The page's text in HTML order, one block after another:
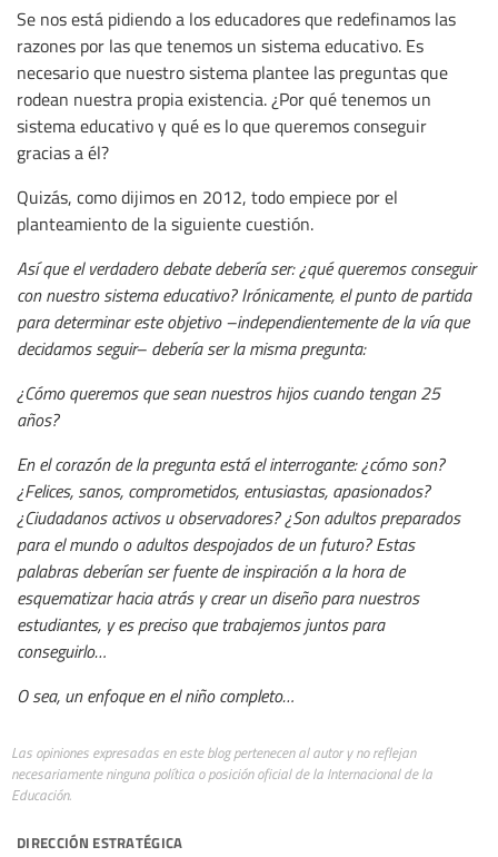
Se nos está pidiendo a los educadores que redefinamos las
razones por las que tenemos un sistema educativo. Es
necesario que nuestro sistema plantee las preguntas que
rodean nuestra propia existencia. ¿Por qué tenemos un
sistema educativo y qué es lo que queremos conseguir
gracias a él?
Quizás, como dijimos en 2012, todo empiece por el
planteamiento de la siguiente cuestión.
Así que el verdadero debate debería ser: ¿qué queremos conseguir
con nuestro sistema educativo? Irónicamente, el punto de partida
para determinar este objetivo –independientemente de la vía que
decidamos seguir– debería ser la misma pregunta:
¿Cómo queremos que sean nuestros hijos cuando tengan 25
años?
En el corazón de la pregunta está el interrogante: ¿cómo son?
¿Felices, sanos, comprometidos, entusiastas, apasionados?
¿Ciudadanos activos u observadores? ¿Son adultos preparados
para el mundo o adultos despojados de un futuro? Estas
palabras deberían ser fuente de inspiración a la hora de
esquematizar hacia atrás y crear un diseño para nuestros
estudiantes, y es preciso que trabajemos juntos para
conseguirlo…
O sea, un enfoque en el niño completo…
Las opiniones expresadas en este blog pertenecen al autor y no reflejan
necesariamente ninguna política o posición oficial de la Internacional de la
Educación.
dirección estratégica